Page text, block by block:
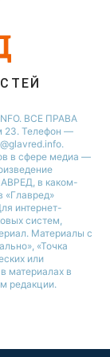
ВСЕ ПРАВА
23. Телефон —
в сфере медиа —
в каком-
«Главред»
интернет-
систем,
Материалы с
«Точка
или
материалах в
редакции.